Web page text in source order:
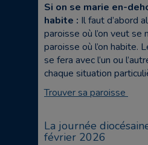
Si on se marie en-
habite : Il faut d’abord
paroisse où l’on veut se
paroisse où l’on habite.
se fera avec l’un ou
chaque situation
Trouver sa paroisse
La journée
février 2026